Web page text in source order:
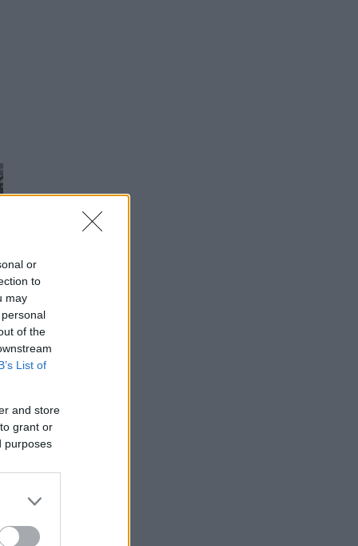
or
to
may
of the
List of
and store
grant or
purposes